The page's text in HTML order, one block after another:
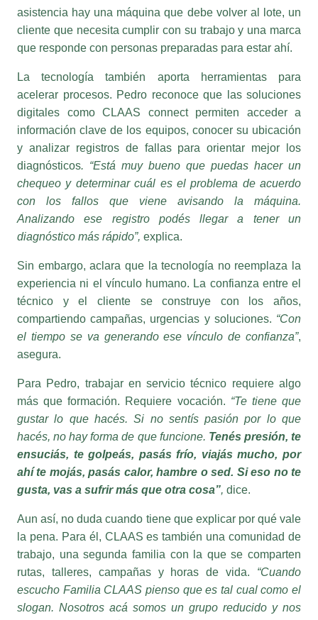
cliente que necesita cumplir con su trabajo y una marca
que responde con personas preparadas para estar ahí.
La tecnología también aporta herramientas para
acelerar procesos. Pedro reconoce que las soluciones
digitales como CLAAS connect permiten acceder a
información clave de los equipos, conocer su ubicación
y analizar registros de fallas para orientar mejor los
diagnósticos. “Está muy bueno que puedas hacer un
chequeo y determinar cuál es el problema de acuerdo
con los fallos que viene avisando la máquina.
Analizando ese registro podés llegar a tener un
diagnóstico más rápido”,explica.
Sin embargo, aclara que la tecnología no reemplaza la
experiencia ni el vínculo humano. La confianza entre el
técnico y el cliente se construye con los años,
compartiendo campañas, urgencias y soluciones.“Con
el tiempo se va generando ese vínculo de confianza”,
asegura.
Para Pedro, trabajar en servicio técnico requiere algo
más que formación. Requiere vocación.
“Te tiene que
gustar lo que hacés. Si no sentís pasión por lo que
hacés, no hay forma de que funcione.Tenés presión, te
ensuciás, te golpeás, pasás frío, viajás mucho, por
ahí te mojás, pasás calor, hambre o sed. Si eso no te
gusta, vas a sufrir más que otra cosa”,dice.
Aun así, no duda cuando tiene que explicar por qué vale
la pena. Para él, CLAAS es también una comunidad de
trabajo, una segunda familia con la que se comparten
rutas, talleres, campañas y horas de vida.“Cuando
escucho Familia CLAAS pienso que es tal cual como el
slogan. Nosotros acá somos un grupo reducido y nos
tratamos como si fuésemos familia”,afirma.